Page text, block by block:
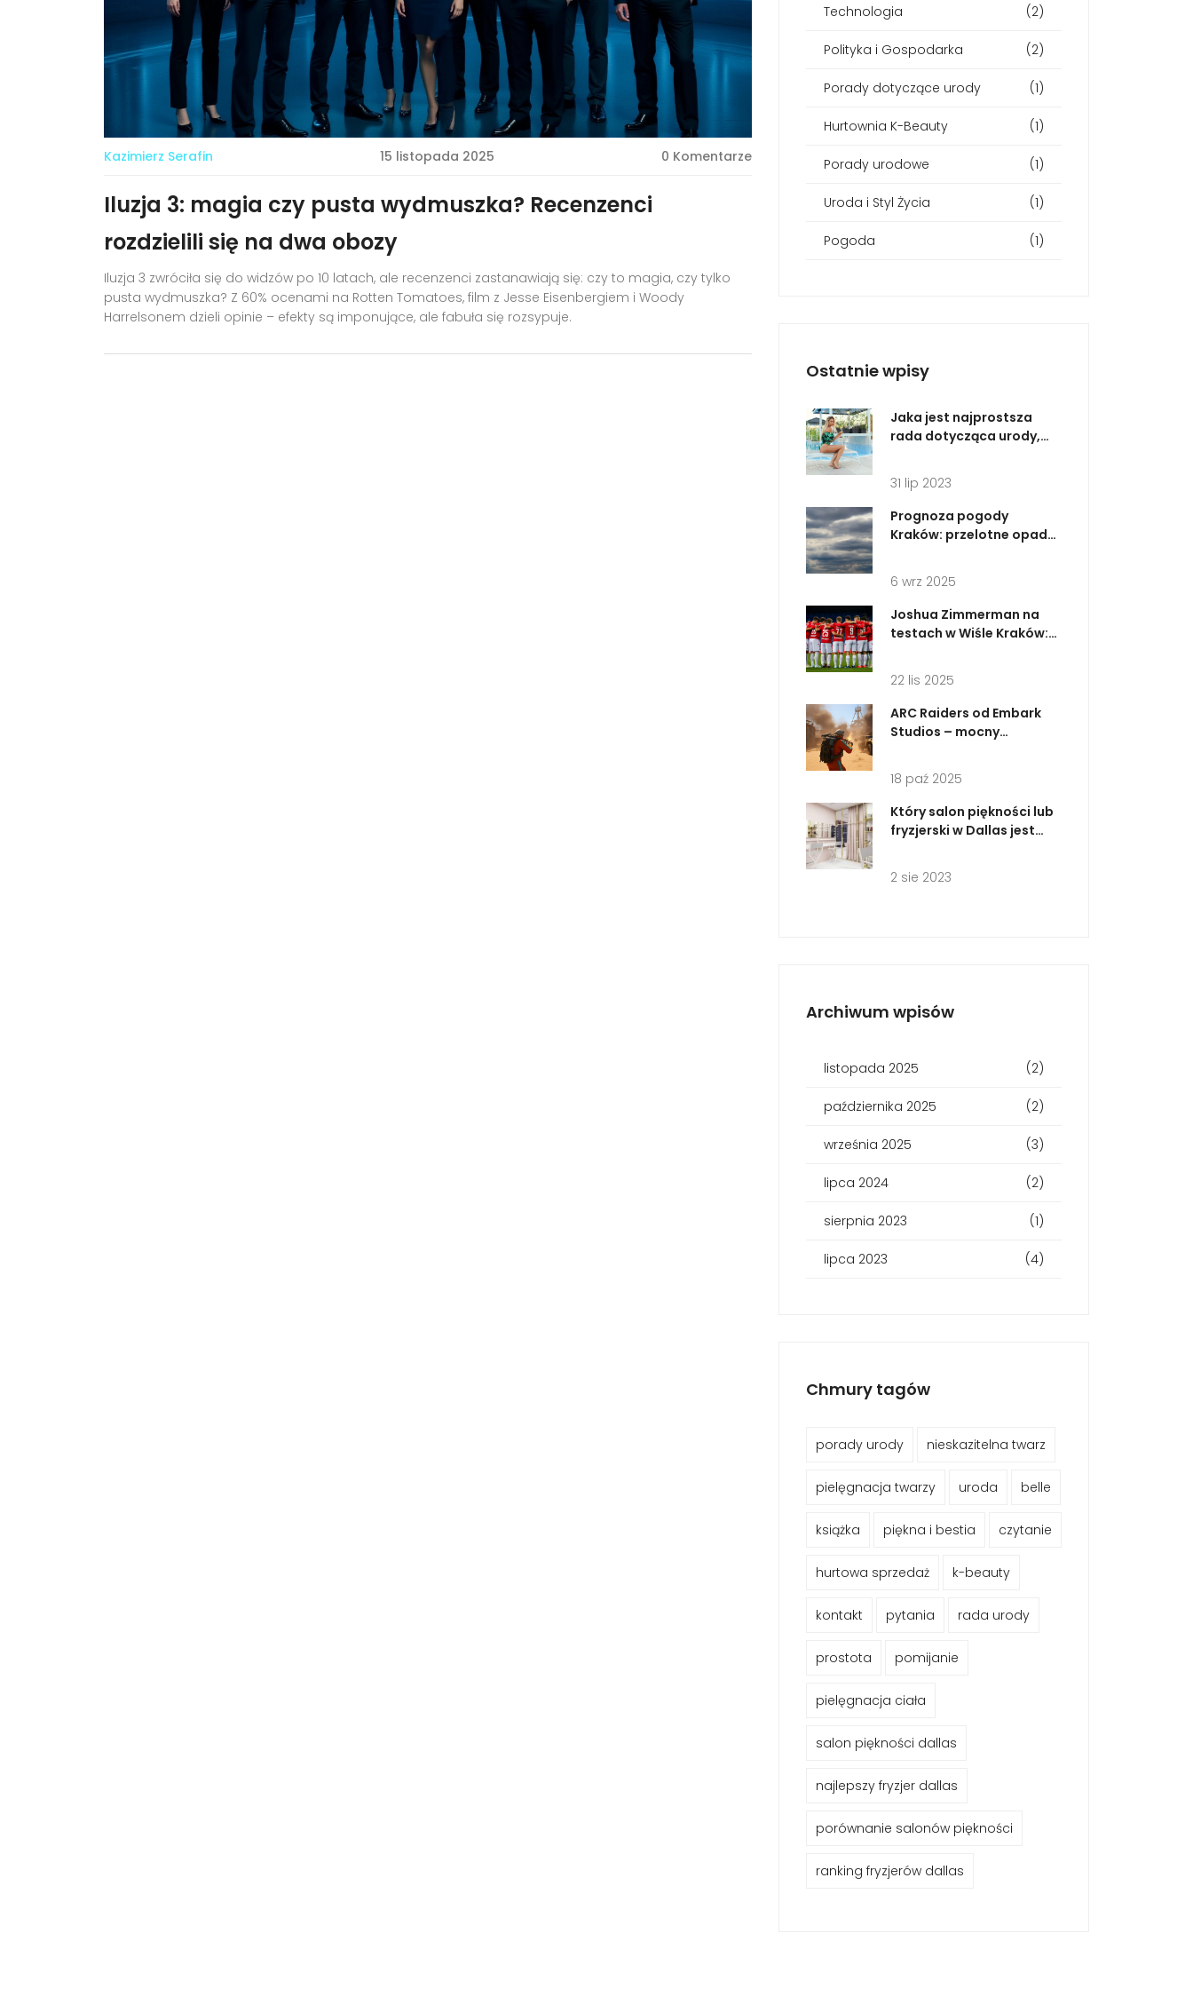
Kazimierz Serafin 15 listopada 2025 0 Komentarze
Iluzja 3: magia czy pusta wydmuszka? Recenzenci
rozdzielili się na dwa obozy
Iluzja 3 zwróciła się do widzów po 10 latach, ale recenzenci zastanawiają się: czy to magia, czy tylko
pusta wydmuszka? Z 60% ocenami na Rotten Tomatoes, film z Jesse Eisenbergiem i Woody
Harrelsonem dzieli opinie – efekty są imponujące, ale fabuła się rozsypuje.
Technologia (2)
Polityka i Gospodarka (2)
Porady dotyczące urody (1)
Hurtownia K-Beauty (1)
Porady urodowe (1)
Uroda i Styl Życia (1)
Pogoda (1)
Ostatnie wpisy
Jaka jest najprostsza
rada dotycząca urody,
pomijają?
31 lip 2023
Prognoza pogody
Kraków: przelotne opady i
sierpnia 2025
6 wrz 2025
Joshua Zimmerman na
testach w Wiśle Kraków:
włosku
22 lis 2025
ARC Raiders od Embark
Studios – mocny
2025
18 paź 2025
Który salon piękności lub
fryzjerski w Dallas jest
2 sie 2023
Archiwum wpisów
listopada 2025 (2)
października 2025 (2)
września 2025 (3)
lipca 2024 (2)
sierpnia 2023 (1)
lipca 2023 (4)
Chmury tagów
porady urody nieskazitelna twarz
pielęgnacja twarzy uroda belle
książka piękna i bestia czytanie
hurtowa sprzedaż k-beauty
kontakt pytania rada urody
prostota pomijanie
pielęgnacja ciała
salon piękności dallas
najlepszy fryzjer dallas
porównanie salonów piękności
ranking fryzjerów dallas